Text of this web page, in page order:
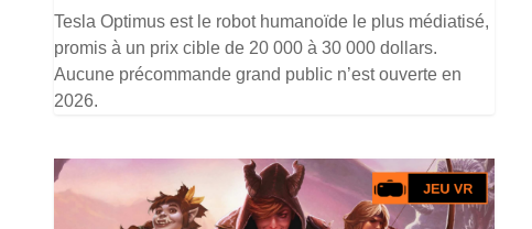
Tesla Optimus est le robot humanoïde le plus médiatisé,
promis à un prix cible de 20 000 à 30 000 dollars.
Aucune précommande grand public n’est ouverte en
2026.